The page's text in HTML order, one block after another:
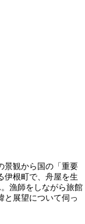
景観から国の「重要
伊根町で、舟屋を生
漁師をしながら旅館
と展望について伺っ